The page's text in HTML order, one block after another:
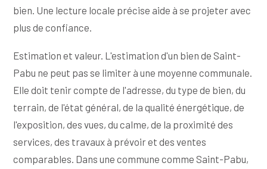
bien. Une lecture locale précise aide à se projeter avec
plus de confiance.
Estimation et valeur. L'estimation d'un bien de Saint-
Pabu ne peut pas se limiter à une moyenne communale.
Elle doit tenir compte de l'adresse, du type de bien, du
terrain, de l'état général, de la qualité énergétique, de
l'exposition, des vues, du calme, de la proximité des
services, des travaux à prévoir et des ventes
comparables. Dans une commune comme Saint-Pabu,